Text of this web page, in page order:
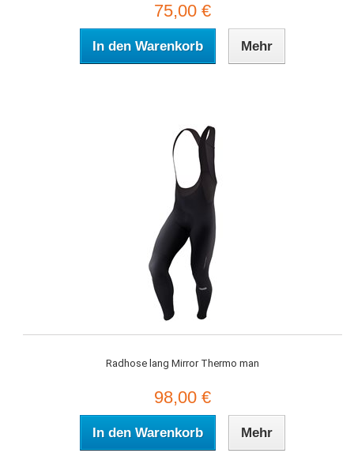
75,00 €
In den Warenkorb Mehr
Radhose lang Mirror Thermo man
98,00 €
In den Warenkorb Mehr